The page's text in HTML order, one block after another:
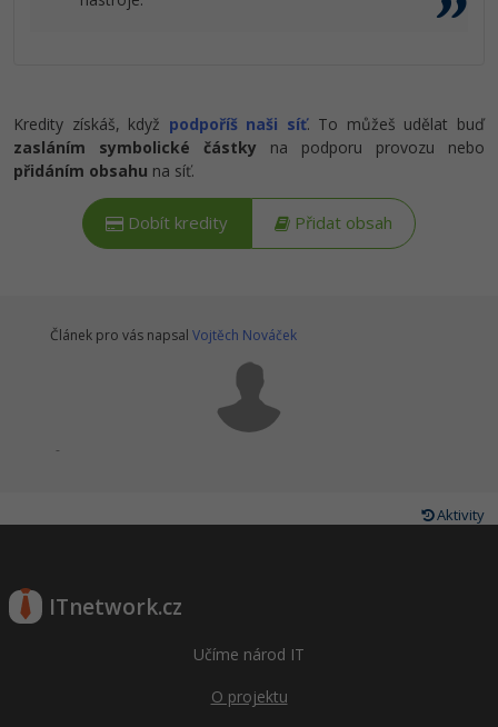
Kredity získáš, když podpoříš naši síť. To můžeš udělat buď
zasláním symbolické částky na podporu provozu nebo
přidáním obsahu na síť.
Dobít kredity Přidat obsah
Článek pro vás napsal Vojtěch Nováček
-
Aktivity
ITnetwork.cz
Učíme národ IT
O projektu